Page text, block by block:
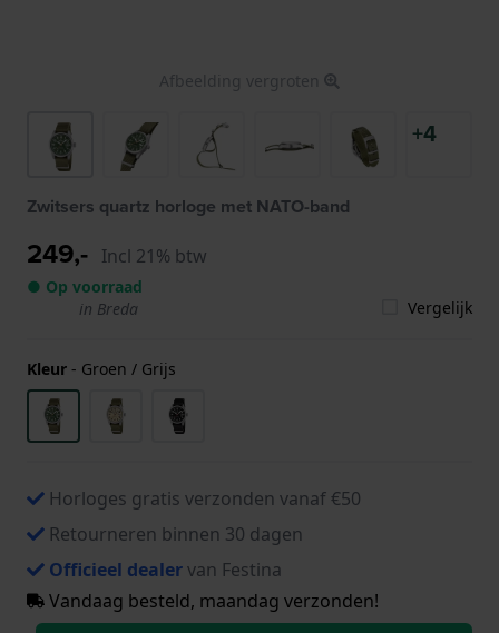
Afbeelding vergroten
+4
Zwitsers quartz horloge met NATO-band
249,- Incl 21% btw
● Op voorraad
in Breda
Vergelijk
Kleur - Groen / Grijs
Horloges gratis verzonden vanaf €50
Retourneren binnen 30 dagen
Officieel dealervan Festina
Vandaag besteld, maandag verzonden!